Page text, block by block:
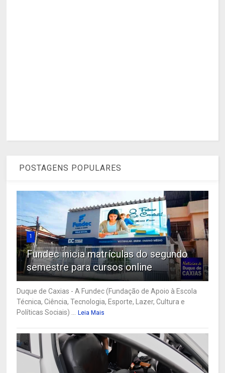
POSTAGENS POPULARES
1
Fundec inicia matrículas do segundo
semestre para cursos online
Duque de Caxias - A Fundec (Fundação de Apoio à Escola
Técnica, Ciência, Tecnologia, Esporte, Lazer, Cultura e
Políticas Sociais) ... Leia Mais